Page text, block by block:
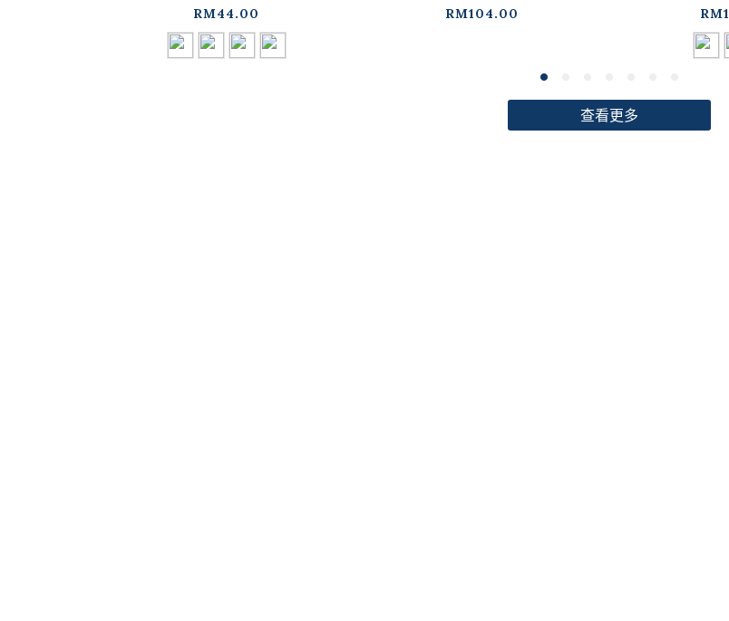
RM44.00 RM104.00
查看更多